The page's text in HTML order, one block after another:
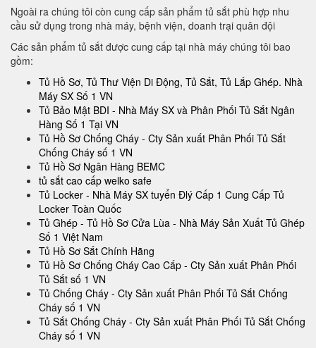
Ngoài ra chúng tôi còn cung cấp sản phẩm tủ sắt phù hợp nhu
cầu sử dụng trong nhà máy, bệnh viện, doanh trại quân đội
Các sản phẩm tủ sắt được cung cấp tại nhà máy chúng tôi bao
gồm:
Tủ Hồ Sơ, Tủ Thư Viện Di Động, Tủ Sắt, Tủ Lắp Ghép. Nhà
Máy SX Số 1 VN
Tủ Bảo Mật BDI - Nhà Máy SX và Phân Phối Tủ Sắt Ngân
Hàng Số 1 Tại VN
Tủ Hồ Sơ Chống Cháy - Cty Sản xuất Phân Phối Tủ Sắt
Chống Cháy số 1 VN
Tủ Hồ Sơ Ngân Hàng BEMC
tủ sắt cao cấp welko safe
Tủ Locker - Nhà Máy SX tuyển Đlý Cấp 1 Cung Cấp Tủ
Locker Toàn Quốc
Tủ Ghép - Tủ Hồ Sơ Cửa Lùa - Nhà Máy Sản Xuất Tủ Ghép
Số 1 Việt Nam
Tủ Hồ Sơ Sắt Chính Hãng
Tủ Hồ Sơ Chống Cháy Cao Cấp - Cty Sản xuất Phân Phối
Tủ Sắt số 1 VN
Tủ Chống Cháy - Cty Sản xuất Phân Phối Tủ Sắt Chống
Cháy số 1 VN
Tủ Sắt Chống Cháy - Cty Sản xuất Phân Phối Tủ Sắt Chống
Cháy số 1 VN